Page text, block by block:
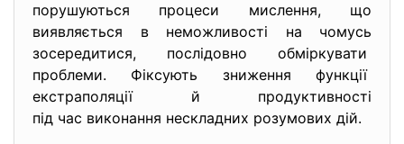
порушуються процеси мислення, що
виявляється в неможливості на чомусь
зосередитися, послідовно обміркувати
проблеми. Фіксують зниження функції
екстраполяції й продуктивності
під час виконання нескладних розумових дій.